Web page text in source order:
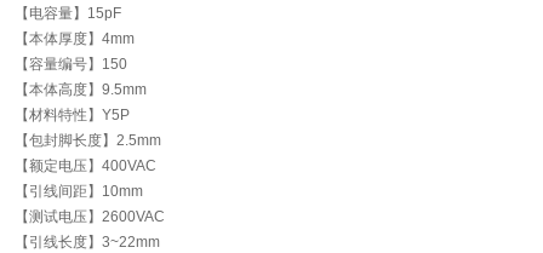
【电容量】 15pF
【本体厚度】 4mm
【容量编号】 150
【本体高度】 9.5mm
【材料特性】 Y5P
【包封脚长度】 2.5mm
【额定电压】 400VAC
【引线间距】 10mm
【测试电压】 2600VAC
【引线长度】 3~22mm